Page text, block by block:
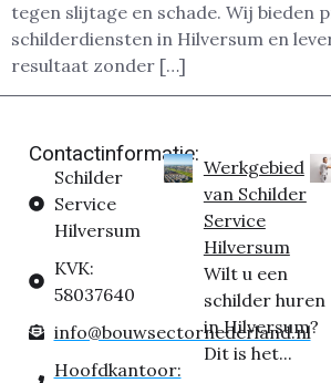
tegen slijtage en schade. Wij bieden
schilderdiensten in Hilversum en
resultaat zonder […]
Contactinformatie:
Schilder
Service
Hilversum
KVK:
58037640
info@bouwsectornederland.nl
Hoofdkantoor:
Werkgebied
van Schilder
Service
Hilversum
Wilt u een
schilder huren
in Hilversum?
Dit is het...